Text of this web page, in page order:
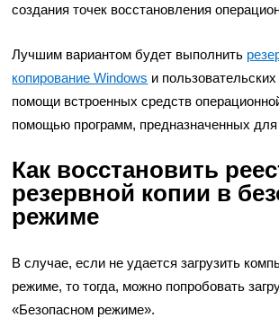
создания точек восстановления
Лучшим вариантом будет выполнить
копирование Windows и
помощи встроенных средств
помощью программ, предназначенных для
Как восстановить
резервной копии в
режиме
В случае, если не удается загрузить
режиме, то тогда, можно попробовать
«Безопасном режиме».